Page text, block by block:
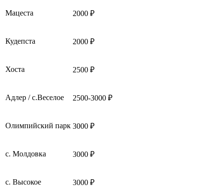
Мацеста 2000 ₽
Кудепста 2000 ₽
Хоста 2500 ₽
Адлер / с.Веселое 2500-3000 ₽
Олимпийский парк 3000 ₽
с. Молдовка 3000 ₽
с. Высокое 3000 ₽